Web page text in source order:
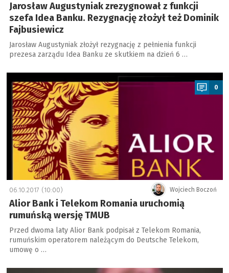
Jarosław Augustyniak zrezygnował z funkcji
szefa Idea Banku. Rezygnację złożył też Dominik
Fajbusiewicz
Jarosław Augustyniak złożył rezygnację z pełnienia funkcji
prezesa zarządu Idea Banku ze skutkiem na dzień 6 …
a
0
Wojciech Boczoń
06.10.2017 (10:00)
Alior Bank i Telekom Romania uruchomią
rumuńską wersję TMUB
Przed dwoma laty Alior Bank podpisał z Telekom Romania,
rumuńskim operatorem należącym do Deutsche Telekom,
umowę o …
a